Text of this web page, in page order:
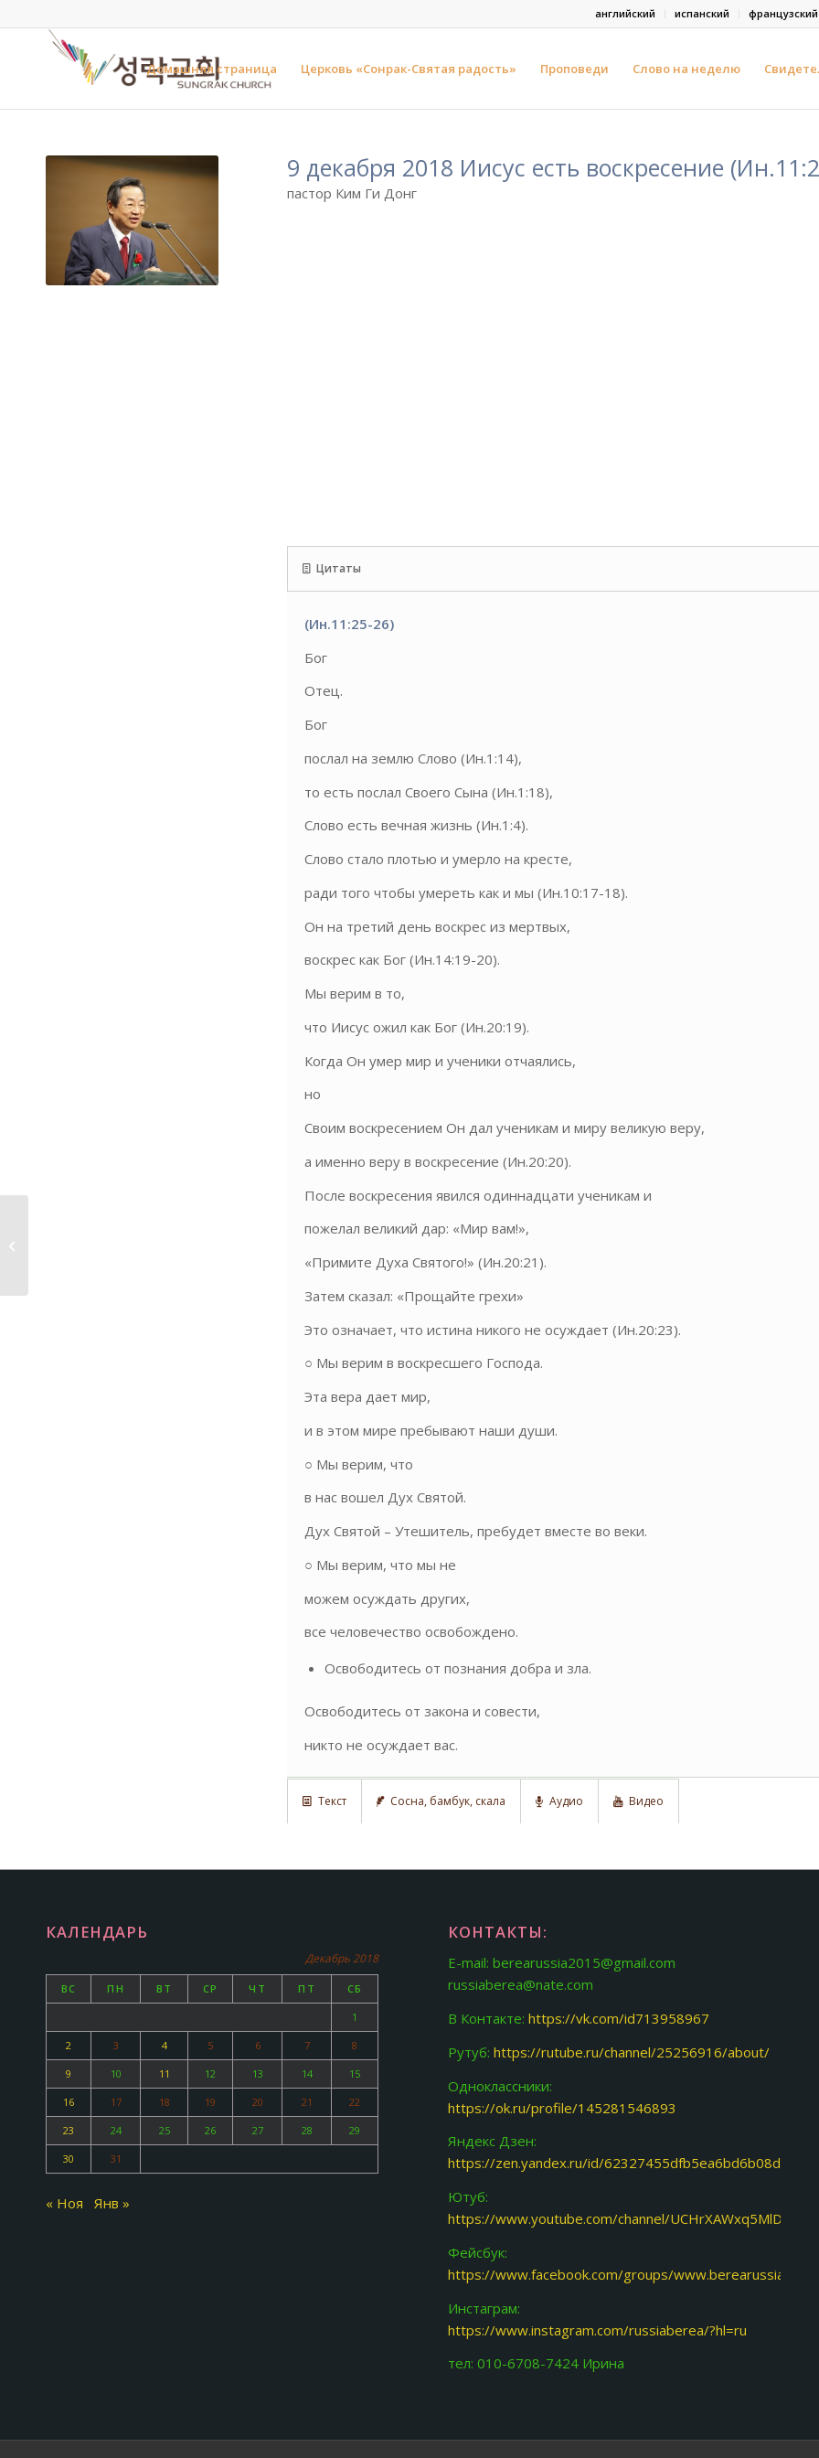
английский испанский французский
Домашняя страница Церковь «Сонрак-Святая радость» Проповеди Слово на неделю
9 декабря 2018 Иисус есть воскресение
пастор Ким Ги Донг
Цитаты
(Ин.11:25-26)
Бог
Отец.
Бог
послал на землю Слово (Ин.1:14),
то есть послал Своего Сына (Ин.1:18),
Слово есть вечная жизнь (Ин.1:4).
Слово стало плотью и умерло на кресте,
ради того чтобы умереть как и мы (Ин.10:17-18).
Он на третий день воскрес из мертвых,
воскрес как Бог (Ин.14:19-20).
Мы верим в то,
что Иисус ожил как Бог (Ин.20:19).
Когда Он умер мир и ученики отчаялись,
но
Своим воскресением Он дал ученикам и миру великую веру,
а именно веру в воскресение (Ин.20:20).
После воскресения явился одиннадцати ученикам и
пожелал великий дар: «Мир вам!»,
«Примите Духа Святого!» (Ин.20:21).
Затем сказал: «Прощайте грехи»
Это означает, что истина никого не осуждает (Ин.20:23).
○ Мы верим в воскресшего Господа.
Эта вера дает мир,
и в этом мире пребывают наши души.
○ Мы верим, что
в нас вошел Дух Святой.
Дух Святой – Утешитель, пребудет вместе во веки.
○ Мы верим, что мы не
можем осуждать других,
все человечество освобождено.
Освободитесь от познания добра и зла.
Освободитесь от закона и совести,
никто не осуждает вас.
Текст Сосна, бамбук, скала Аудио Видео
КАЛЕНДАРЬ
Декабрь 2018
ВС ПН ВТ СР ЧТ ПТ СБ
1
2 3 4 5 6 7 8
9 10 11 12 13 14 15
16 17 18 19 20 21 22
23 24 25 26 27 28 29
30 31
« Ноя Янв »
КОНТАКТЫ:
E-mail: berearussia2015@gmail.com
russiaberea@nate.com
В Контакте: https://vk.com/id713958967
Рутуб: https://rutube.ru/channel/25256916/about/
Одноклассники:
https://ok.ru/profile/145281546893
Яндекс Дзен:
https://zen.yandex.ru/id/62327455dfb5ea6bd6b08d31
Ютуб:
https://www.youtube.com/channel/
Фейсбук:
https://www.facebook.com/groups/www.berearussia.org/
Инстаграм:
https://www.instagram.com/russiaberea/?hl=ru
тел: 010-6708-7424 Ирина